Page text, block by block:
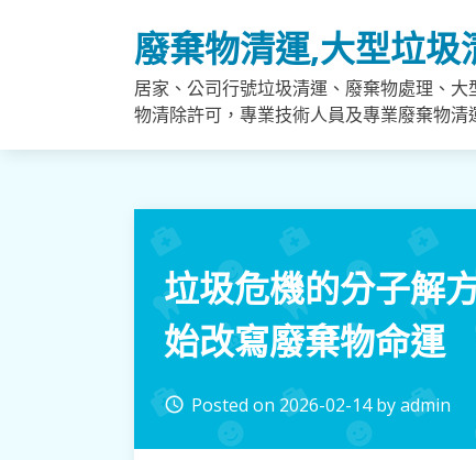
廢棄物清運,大型垃
居家、公司行號垃圾清運、廢棄物處理、
物清除許可，專業技術人員及專業廢棄物清
垃圾危機的分子解
始改寫廢棄物命運
access_time Posted on2026-02-14byadmin